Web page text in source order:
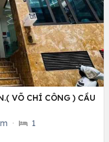
VÕ CHÍ CÔNG ) CẦU
· 1